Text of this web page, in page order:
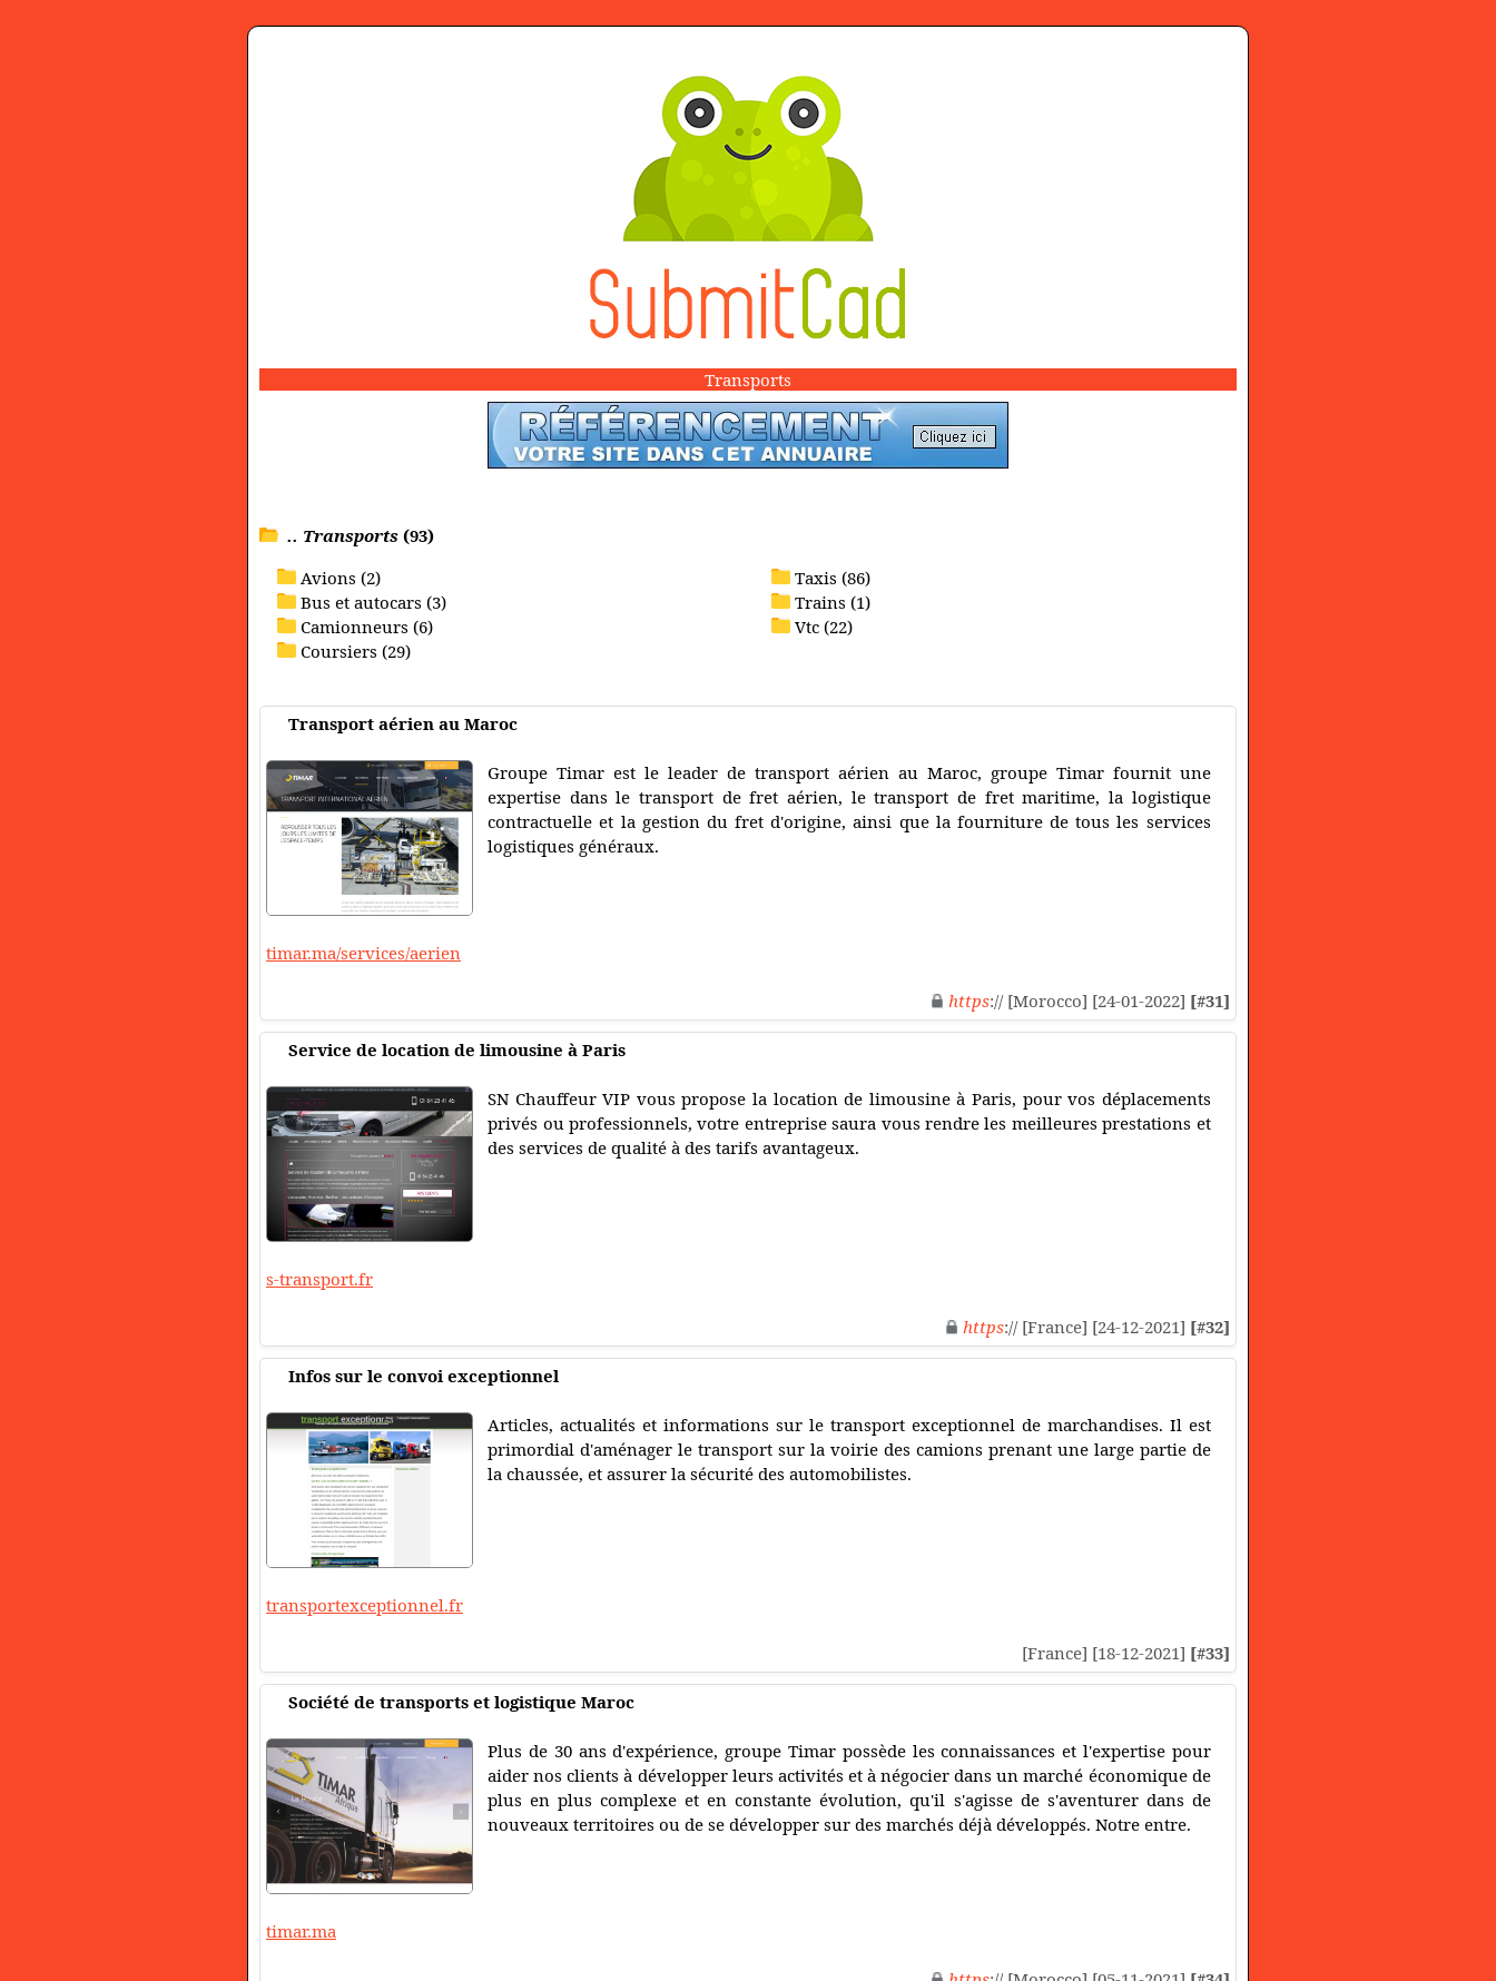
Transports
.. Transports (93)
Avions (2)
Bus et autocars (3)
Camionneurs (6)
Coursiers (29)
Taxis (86)
Trains (1)
Vtc (22)
Transport aérien au Maroc
Groupe Timar est le leader de transport aérien au Maroc, groupe Timar fournit une
expertise dans le transport de fret aérien, le transport de fret maritime, la logistique
contractuelle et la gestion du fret d'origine, ainsi que la fourniture de tous les services
logistiques généraux.
timar.ma/services/aerien
https:// [Morocco] [24-01-2022] [#31]
Service de location de limousine à Paris
SN Chauffeur VIP vous propose la location de limousine à Paris, pour vos déplacements
privés ou professionnels, votre entreprise saura vous rendre les meilleures prestations et
des services de qualité à des tarifs avantageux.
s-transport.fr
https:// [France] [24-12-2021] [#32]
Infos sur le convoi exceptionnel
Articles, actualités et informations sur le transport exceptionnel de marchandises. Il est
primordial d'aménager le transport sur la voirie des camions prenant une large partie de
la chaussée, et assurer la sécurité des automobilistes.
transportexceptionnel.fr
[France] [18-12-2021] [#33]
Société de transports et logistique Maroc
Plus de 30 ans d'expérience, groupe Timar possède les connaissances et l'expertise pour
aider nos clients à développer leurs activités et à négocier dans un marché économique de
plus en plus complexe et en constante évolution, qu'il s'agisse de s'aventurer dans de
nouveaux territoires ou de se développer sur des marchés déjà développés. Notre entre.
timar.ma